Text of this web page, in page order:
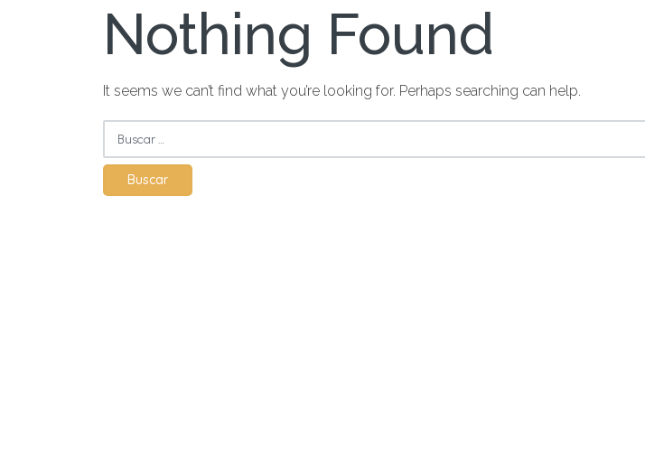
Nothing Found
It seems we can’t find what you’re looking for. Perhaps searching can help.
Buscar: